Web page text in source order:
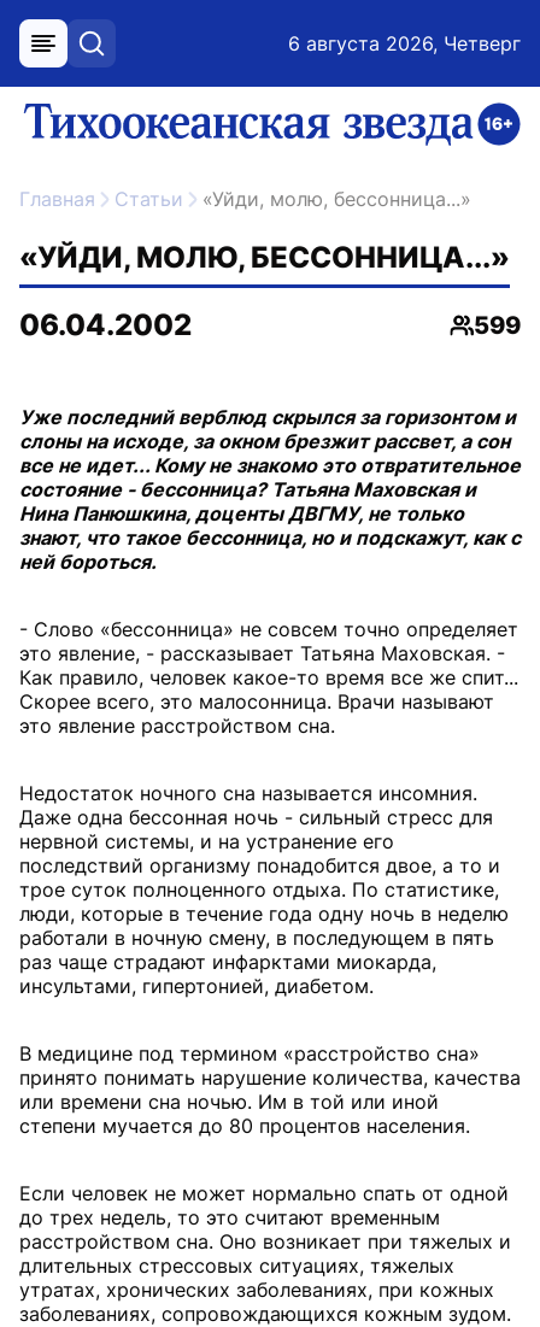
меню поиск 6 августа 2026, Четверг
ссылка на главную
Главная Статьи «Уйди, молю, бессонница...»
«УЙДИ, МОЛЮ, БЕССОННИЦА...»
06.04.2002
599
Уже последний верблюд скрылся за горизонтом и
слоны на исходе, за окном брезжит рассвет, а сон
все не идет... Кому не знакомо это отвратительное
состояние - бессонница? Татьяна Маховская и
Нина Панюшкина, доценты ДВГМУ, не только
знают, что такое бессонница, но и подскажут, как с
ней бороться.
- Слово «бессонница» не совсем точно определяет
это явление, - рассказывает Татьяна Маховская. -
Как правило, человек какое-то время все же спит...
Скорее всего, это малосонница. Врачи называют
это явление расстройством сна.
Недостаток ночного сна называется инсомния.
Даже одна бессонная ночь - сильный стресс для
нервной системы, и на устранение его
последствий организму понадобится двое, а то и
трое суток полноценного отдыха. По статистике,
люди, которые в течение года одну ночь в неделю
работали в ночную смену, в последующем в пять
раз чаще страдают инфарктами миокарда,
инсультами, гипертонией, диабетом.
В медицине под термином «расстройство сна»
принято понимать нарушение количества, качества
или времени сна ночью. Им в той или иной
степени мучается до 80 процентов населения.
Если человек не может нормально спать от одной
до трех недель, то это считают временным
расстройством сна. Оно возникает при тяжелых и
длительных стрессовых ситуациях, тяжелых
утратах, хронических заболеваниях, при кожных
заболеваниях, сопровождающихся кожным зудом.